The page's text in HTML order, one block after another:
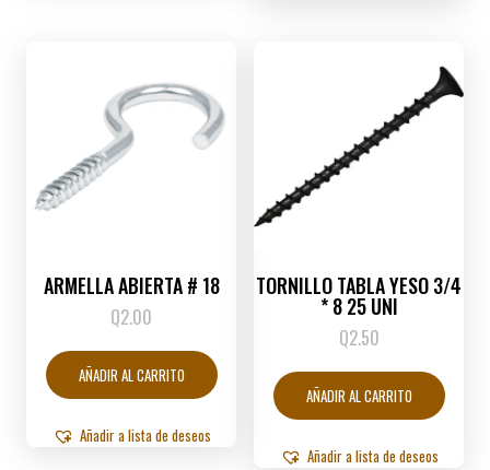
ARMELLA ABIERTA # 18
Q2.00
AÑADIR AL CARRITO
Añadir a lista de deseos
TORNILLO TABLA YESO 3/4
* 8 25 UNI
Q2.50
AÑADIR AL CARRITO
Añadir a lista de deseos